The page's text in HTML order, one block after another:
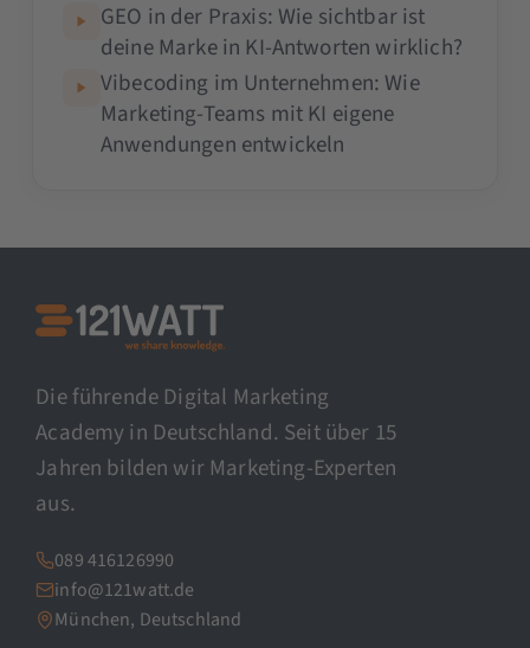
GEO in der Praxis: Wie sichtbar ist
deine Marke in KI-Antworten wirklich?
Vibecoding im Unternehmen: Wie
Marketing-Teams mit KI eigene
Anwendungen entwickeln
Die führende Digital Marketing
Academy in Deutschland. Seit über 15
Jahren bilden wir Marketing-Experten
aus.
089 416126990
info@121watt.de
München, Deutschland